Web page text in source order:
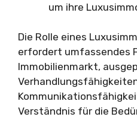
um ihre
Die Rolle eines
erfordert umfassendes
Immobilienmarkt,
Verständnis für die